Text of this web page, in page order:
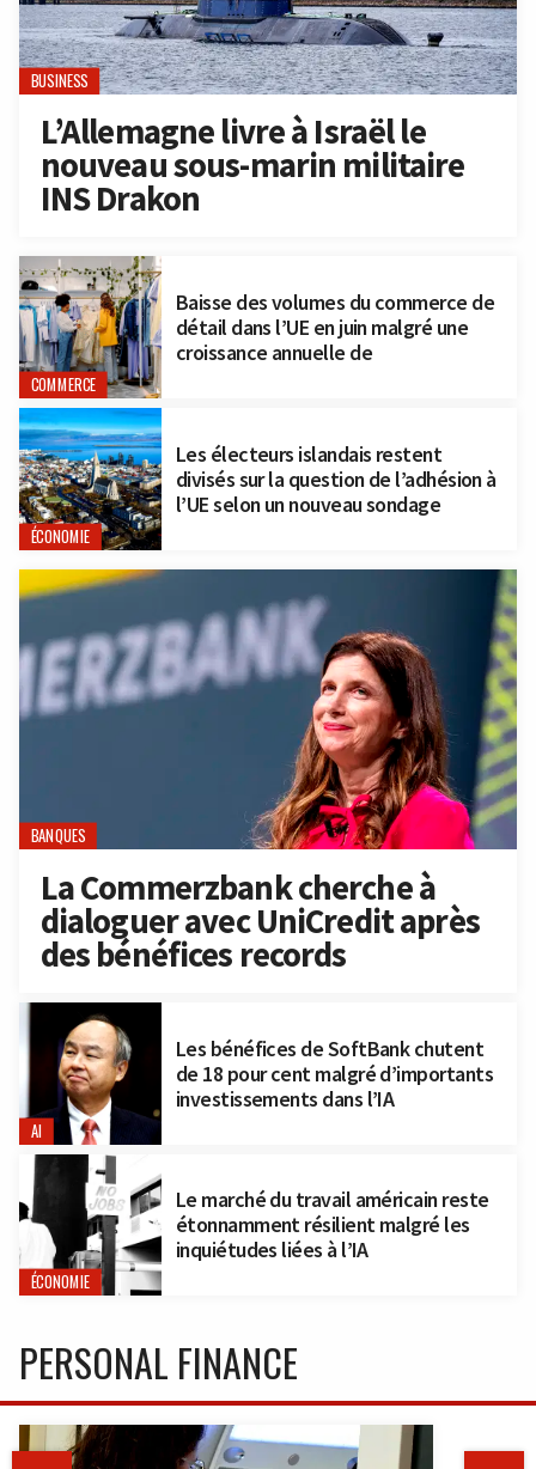
BUSINESS
L’Allemagne livre à Israël le
nouveau sous-marin militaire
INS Drakon
COMMERCE
Baisse des volumes du commerce de
détail dans l’UE en juin malgré une
croissance annuelle de
ÉCONOMIE
Les électeurs islandais restent
divisés sur la question de l’adhésion à
l’UE selon un nouveau sondage
BANQUES
La Commerzbank cherche à
dialoguer avec UniCredit après
des bénéfices records
AI
Les bénéfices de SoftBank chutent
de 18 pour cent malgré d’importants
investissements dans l’IA
ÉCONOMIE
Le marché du travail américain reste
étonnamment résilient malgré les
inquiétudes liées à l’IA
PERSONAL FINANCE